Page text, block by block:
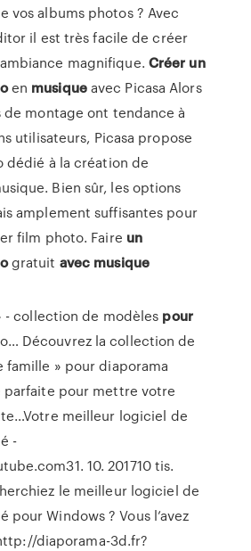
vos albums photos ? Avec
il est très facile de créer
magnifique. Créer un
en musiqueavec Picasa Alors
montage ont tendance à
utilisateurs, Picasa propose
dédié à la création de
Bien sûr, les options
amplement suffisantes pour
film photo. Faire un
gratuit avec musique
- collection de modèles pour
Découvrez la collection de
famille » pour diaporama
parfaite pour mettre votre
meilleur logiciel de
-
10. 201710 tis.
le meilleur logiciel de
pour Windows ? Vous l’avez
diaporama-3d.fr?